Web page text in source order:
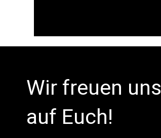
Wir freuen uns
auf Euch!